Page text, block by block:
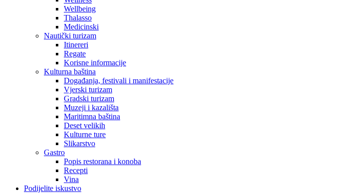
Wellbeing
Thalasso
Medicinski
Nautički turizam
Itinereri
Regate
Korisne informacije
Kulturna baština
Događanja, festivali i manifestacije
Vjerski turizam
Gradski turizam
Muzeji i kazališta
Maritimna baština
Deset velikih
Kulturne ture
Slikarstvo
Gastro
Popis restorana i konoba
Recepti
Vina
Podijelite iskustvo